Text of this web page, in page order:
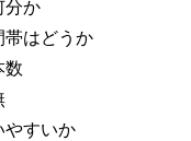
分か
帯はどうか
数
やすいか